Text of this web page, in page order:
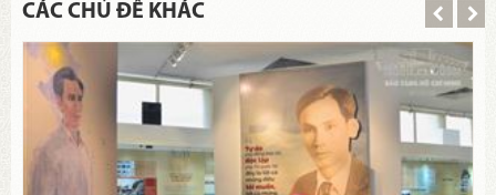
CÁC CHỦ ĐỀ KHÁC